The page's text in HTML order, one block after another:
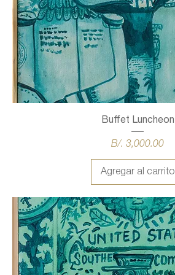
Buffet Luncheon
Precio
B/. 3,000.00
Agregar al carrito